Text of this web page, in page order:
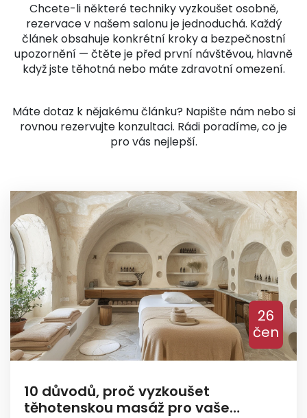
Chcete-li některé techniky vyzkoušet osobně,
rezervace v našem salonu je jednoduchá. Každý
článek obsahuje konkrétní kroky a bezpečnostní
upozornění — čtěte je před první návštěvou, hlavně
když jste těhotná nebo máte zdravotní omezení.
Máte dotaz k nějakému článku? Napište nám nebo si
rovnou rezervujte konzultaci. Rádi poradíme, co je
pro vás nejlepší.
26
čen
10 důvodů, proč vyzkoušet
těhotenskou masáž pro vaše